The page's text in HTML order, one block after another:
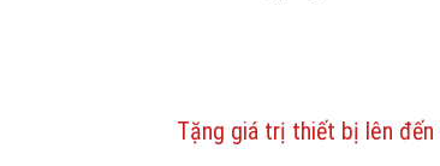
Tặng giá trị thiết bị lên đến